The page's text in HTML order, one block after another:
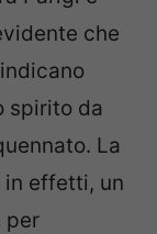
che
spirito da
La
in effetti, un
per